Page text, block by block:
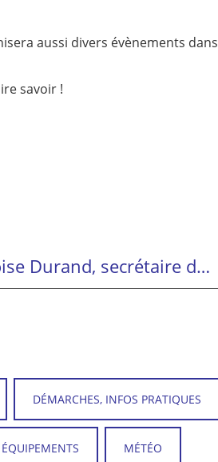
aussi divers évènements dans
savoir !
Départ à la retraite de Françoise Durand, secrétaire de mairie depuis 40 ans
DÉMARCHES, INFOS PRATIQUES
MÉTÉO